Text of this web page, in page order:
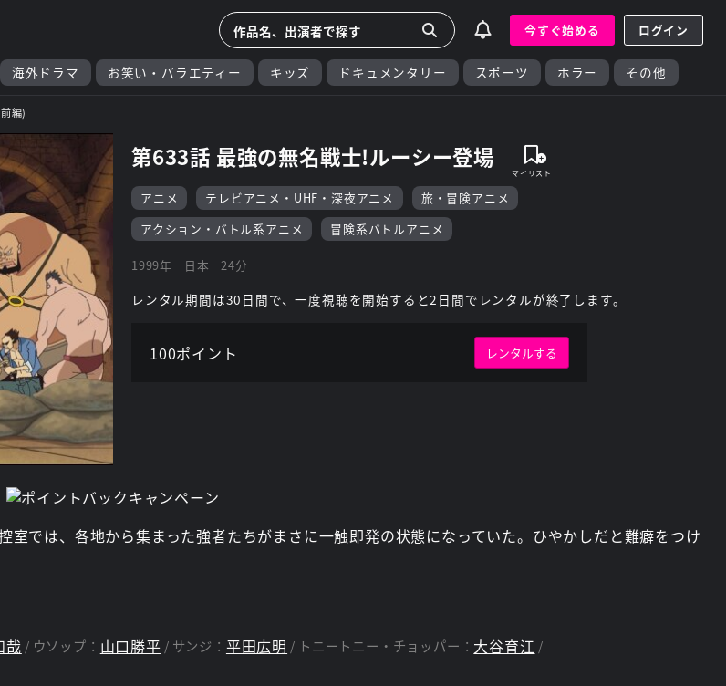
今すぐ始める ログイン
海外ドラマ お笑い・バラエティー キッズ ドキュメンタリー スポーツ ホラー その他
編)
第633話 最強の無名戦士!ルーシー登場
アニメ テレビアニメ・UHF・深夜アニメ
旅・冒険アニメ
アクション・バトル系アニメ
冒険系バトルアニメ
1999年 日本 24分
レンタル期間は30日間で、一度視聴を開始すると2日間でレンタルが終了します。
100ポイント レンタルする
では、各地から集まった強者たちがまさに一触即発の状態になっていた。ひやかしだと難癖をつけ
哉 ウソップ： 山口勝平 サンジ： 平田広明 トニートニー・チョッパー： 大谷育江